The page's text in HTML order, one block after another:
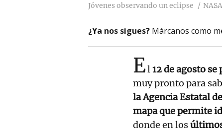
Jóvenes observando un eclipse NASA
¿Ya nos sigues? Márcanos como
El12 de agosto
muy pronto para
la Agencia Estatal
mapa que permite
donde en los